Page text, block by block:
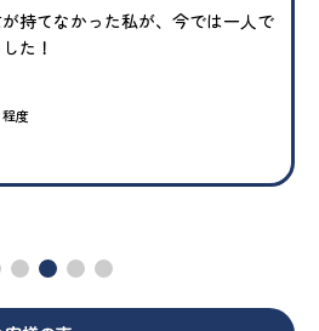
持てなかった私が、今では一人で
た！
度